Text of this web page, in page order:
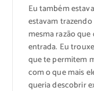
Eu também
estavam
mesma razão
entrada. Eu
que te permitem
com o que mais
queria descobrir